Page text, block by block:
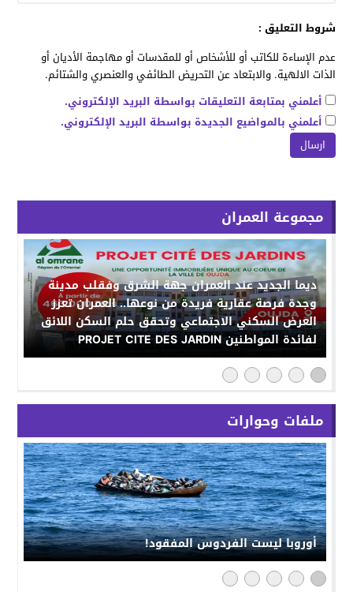
شروط التعليق :
عدم الإساءة للكاتب أو للأشخاص أو للمقدسات أو مهاجمة الأديان أو
الذات الالهية. والابتعاد عن التحريض الطائفي والعنصري والشتائم.
أعلمني بمتابعة التعليقات بواسطة البريد الإلكتروني.
أعلمني بالمواضيع الجديدة بواسطة البريد الإلكتروني.
مجموعة العمران
ديما الجديد عند العمران جهة الشرق وفقلب مدينة
وجدة فرصة عقارية فريدة من نوعها.. العمران تعزز
العرض السكني الاجتماعي وتحقق حلم السكن اللائق
لفائدة المواطنين PROJET CITE DES JARDIN
ملفات وحوارات
أوروبا ليست الفردوس المفقود!